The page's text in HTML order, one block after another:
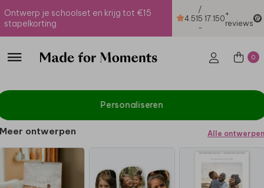
Ontwerp je schoolset en krijg tot €15
stapelkorting
4.51
/
5
-
17.150+
reviews
0
Personaliseren
Meer ontwerpen Alle ontwerpen